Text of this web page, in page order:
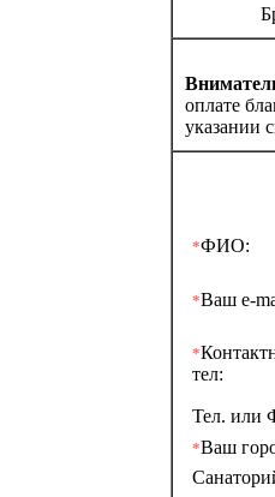
оплате
указании
*ФИО:
*Ваш e-
*
тел:
Тел. или
*Ваш